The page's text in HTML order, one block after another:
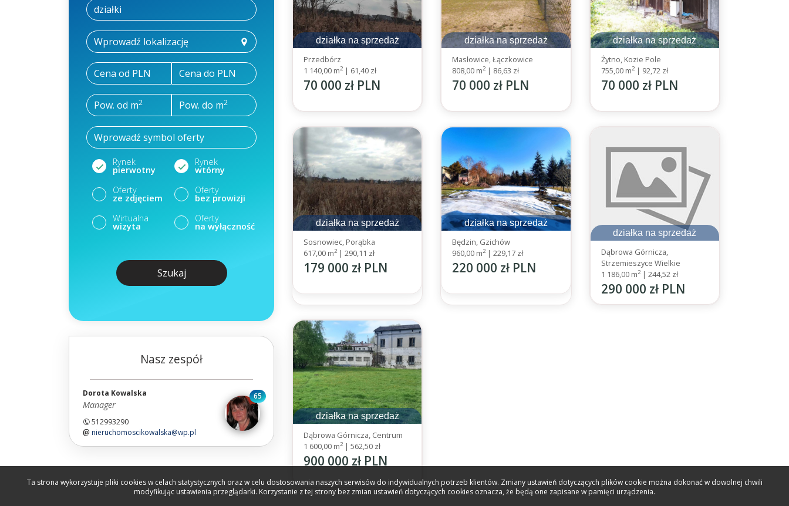
Cena od PLN Cena do PLN
Pow. od m2 Pow. do m2
Rynek
pierwotny
Rynek
wtórny
Oferty
ze zdjęciem
Oferty
bez prowizji
Wirtualna
wizyta
Oferty
na wyłączność
Szukaj
Nasz zespół
Dorota Kowalska
Manager
512993290
nieruchomoscikowalska@wp.pl
65
działka na sprzedaż
Przedbórz
1 140,00 m2 | 61,40 zł
70 000 zł PLN
działka na sprzedaż
Masłowice, Łączkowice
808,00 m2 | 86,63 zł
70 000 zł PLN
działka na sprzedaż
Żytno, Kozie Pole
755,00 m2| 92,72 zł
70 000 zł PLN
działka na sprzedaż
Sosnowiec, Porąbka
617,00 m2 | 290,11 zł
179 000 zł PLN
działka na sprzedaż
Będzin, Gzichów
960,00 m2 |229,17 zł
220 000 zł PLN
działka na sprzedaż
Dąbrowa Górnicza,
Strzemieszyce Wielkie
1 186,00 m2| 244,52 zł
290 000 zł PLN
działka na sprzedaż
Dąbrowa Górnicza, Centrum
1 600,00 m2 | 562,50 zł
900 000 zł PLN
Ta strona wykorzystuje pliki cookies w celach statystycznych oraz w celu dostosowania naszych serwisów do indywidualnych potrzeb klientów. Zmiany ustawień dotyczących plików cookie można dokonać w dowolnej chwili
modyfikując ustawienia przeglądarki. Korzystanie z tej strony bez zmian ustawień dotyczących cookies oznacza, że będą one zapisane w pamięci urządzenia.